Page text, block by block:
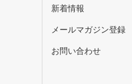
新着情報
メールマガジン登録
お問い合わせ